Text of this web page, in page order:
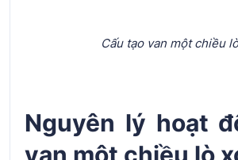
Cấu tạo van một chiều
Nguyên lý hoạt